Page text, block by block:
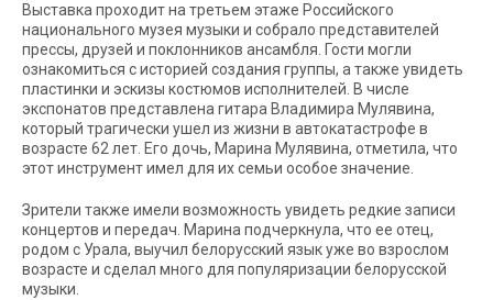
Выставка проходит на третьем этаже Российского
национального музея музыки и собрало представителей
прессы, друзей и поклонников ансамбля. Гости могли
ознакомиться с историей создания группы, а также увидеть
пластинки и эскизы костюмов исполнителей. В числе
экспонатов представлена гитара Владимира Мулявина,
который трагически ушел из жизни в автокатастрофе в
возрасте 62 лет. Его дочь, Марина Мулявина, отметила, что
этот инструмент имел для их семьи особое значение.
Зрители также имели возможность увидеть редкие записи
концертов и передач. Марина подчеркнула, что ее отец,
родом с Урала, выучил белорусский язык уже во взрослом
возрасте и сделал много для популяризации белорусской
музыки.